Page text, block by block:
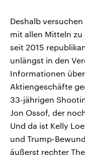
Deshalb
mit allen Mitteln zu
seit 2015
unlängst in den
Informationen
Aktiengeschäfte
33-jährigen
Jon Ossof, der
Und da ist Kelly
und Trump-
äußerst rechter